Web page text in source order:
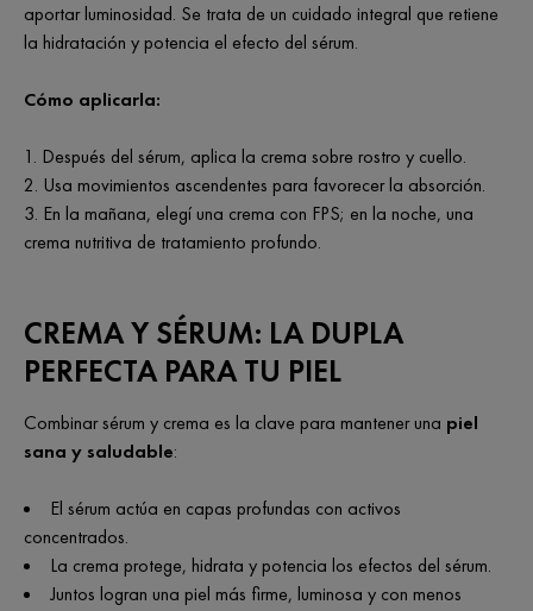
aportar luminosidad. Se trata de un cuidado integral que retiene
la hidratación y potencia el efecto del sérum.
Cómo aplicarla:
Después del sérum, aplica la crema sobre rostro y cuello.
Usa movimientos ascendentes para favorecer la absorción.
En la mañana, elegí una crema con FPS; en la noche, una
crema nutritiva de tratamiento profundo.
CREMA Y SÉRUM: LA DUPLA
PERFECTA PARA TU PIEL
Combinar sérum y crema es la clave para mantener una piel
sana y saludable:
El sérum actúa en capas profundas con activos
concentrados.
La crema protege, hidrata y potencia los efectos del sérum.
Juntos logran una piel más firme, luminosa y con menos